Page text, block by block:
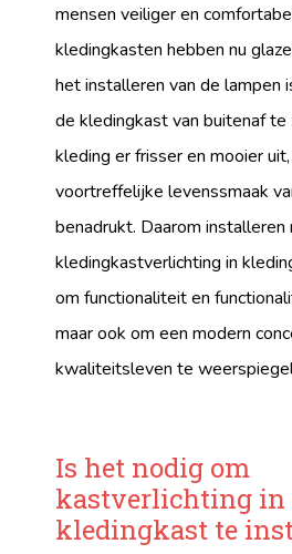
mensen veiliger en
kledingkasten hebben nu
het installeren van de lampen
de kledingkast van buitenaf te
kleding er frisser en mooier
voortreffelijke levenssmaak
benadrukt. Daarom installeren
kledingkastverlichting in
om functionaliteit en
maar ook om een ​​modern
kwaliteitsleven te
Is het nodig om
kastverlichting in
kledingkast te